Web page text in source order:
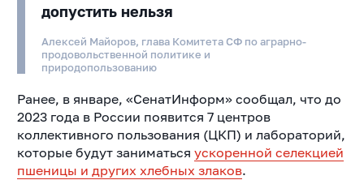
допустить нельзя
Алексей Майоров, глава Комитета СФ по аграрно-
продовольственной политике и
природопользованию
Ранее, в январе, «СенатИнформ» сообщал, что до
2023 года в России появится 7 центров
коллективного пользования (ЦКП) и лабораторий,
которые будут заниматься ускоренной селекцией
пшеницы и других хлебных злаков.